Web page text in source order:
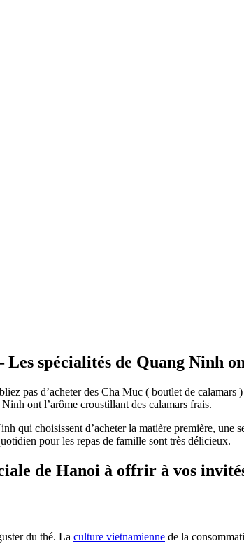
spécialités de Quang Ninh
pas d’acheter des Cha Muc ( boutlet de
ont l’arôme croustillant des calamars frais.
qui choisissent d’acheter la matière première,
pour les repas de famille sont très délicieux.
de Hanoi à offrir à vos
du thé. La culture vietnamienne de la